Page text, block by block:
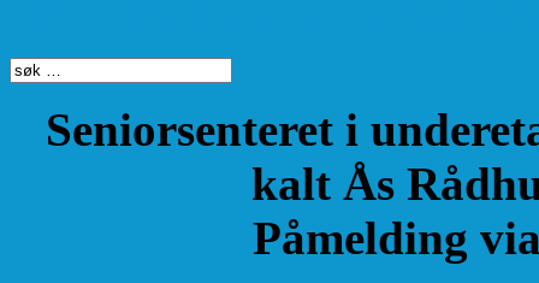
Seniorsenteret i
kalt Ås
Påmelding